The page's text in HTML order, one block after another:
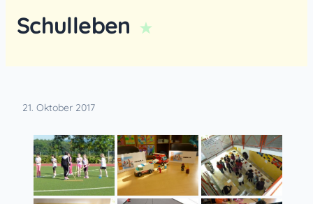
Schulleben
21. Oktober 2017